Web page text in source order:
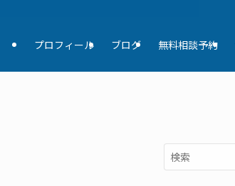
プロフィール ブログ 無料相談予約